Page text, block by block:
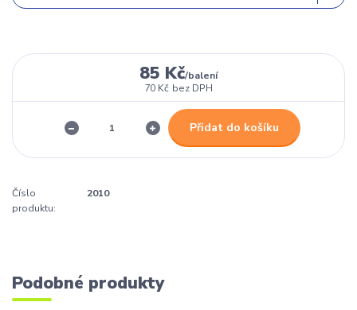
85 Kč/balení
70 Kč bez DPH
Přidat do košíku
Číslo
produktu:
2010
Podobné produkty